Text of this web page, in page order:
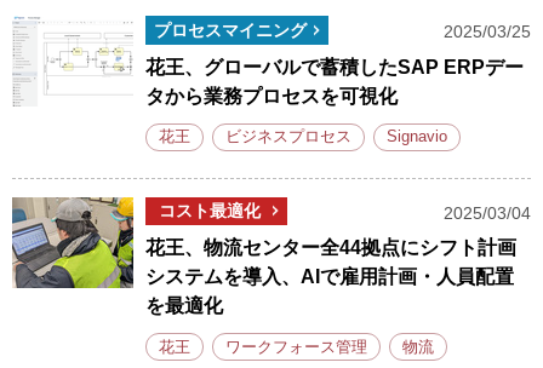
プロセスマイニング 2025/03/25
花王、グローバルで蓄積したSAP ERPデー
タから業務プロセスを可視化
花王 ビジネスプロセス Signavio
コスト最適化 2025/03/04
花王、物流センター全44拠点にシフト計画
システムを導入、AIで雇用計画・人員配置
を最適化
花王 ワークフォース管理 物流